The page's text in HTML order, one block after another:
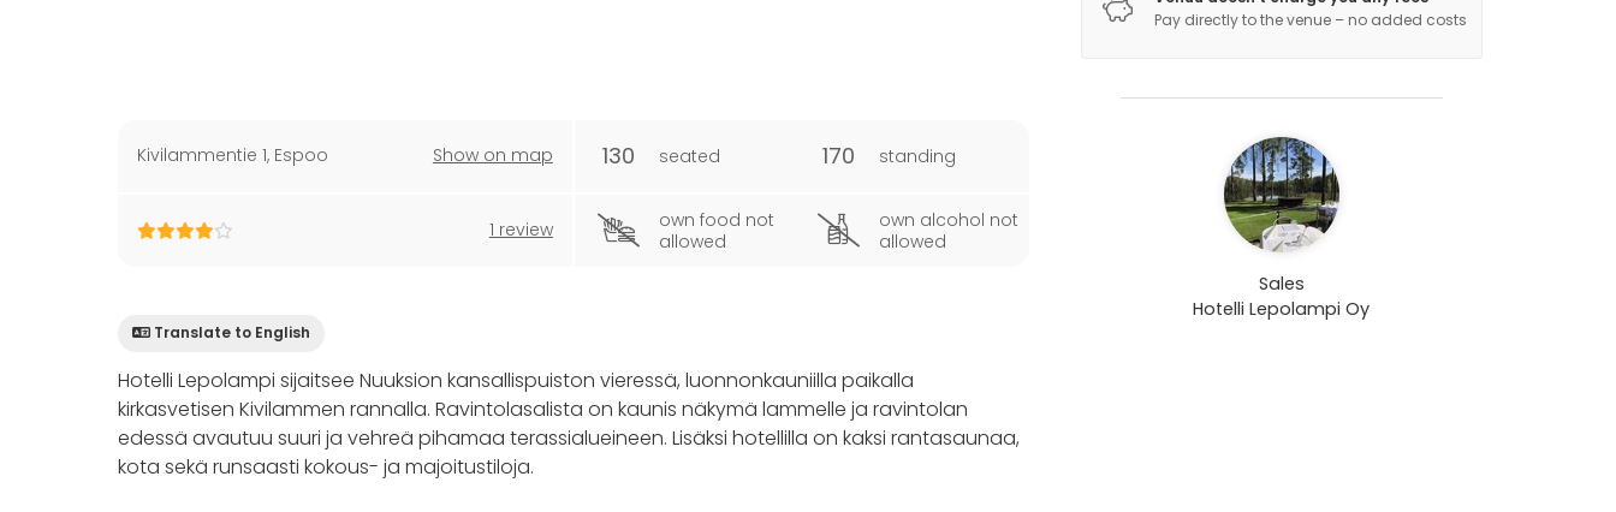
Kivilammentie 1, Espoo Show on map
1 review
130 seated 170 standing
own food not
allowed
own alcohol not
allowed
Translate to English
Hotelli Lepolampi sijaitsee Nuuksion kansallispuiston vieressä, luonnonkauniilla paikalla
kirkasvetisen Kivilammen rannalla. Ravintolasalista on kaunis näkymä lammelle ja ravintolan
edessä avautuu suuri ja vehreä pihamaa terassialueineen. Lisäksi hotellilla on kaksi rantasaunaa,
kota sekä runsaasti kokous- ja majoitustiloja.
Pay directly to the venue – no added costs
Sales
Hotelli Lepolampi Oy